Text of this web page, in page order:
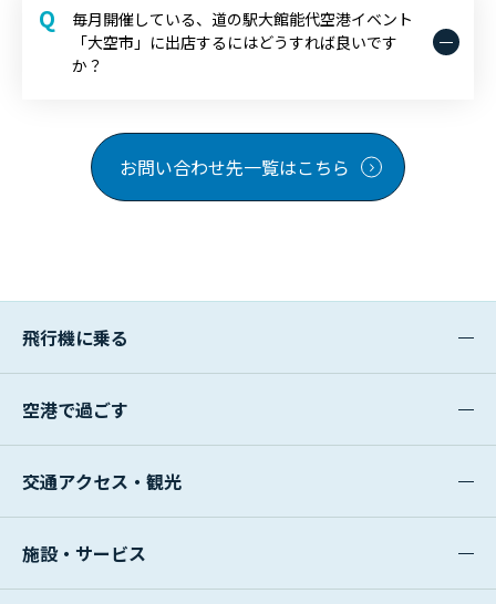
Q
毎月開催している、道の駅大館能代空港イベント
「大空市」に出店するにはどうすれば良いです
か？
お問い合わせ先一覧はこちら
飛行機に乗る
空港で過ごす
交通アクセス・観光
施設・サービス